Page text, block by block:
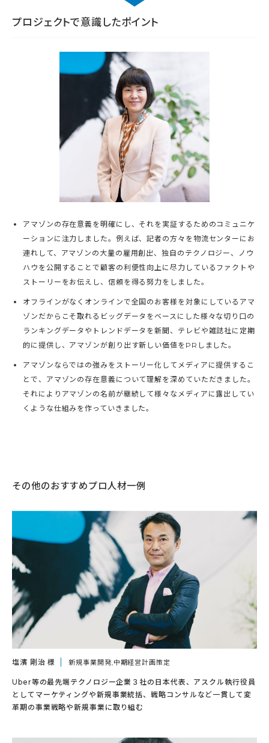
プロジェクトで意識したポイント
アマゾンの存在意義を明確にし、それを実証するためのコミュニケ
ーションに注力しました。例えば、記者の方々を物流センターにお
連れして、アマゾンの大量の雇用創出、独自のテクノロジー、ノウ
ハウを公開することで顧客の利便性向上に尽力しているファクトや
ストーリーをお伝えし、信頼を得る努力をしました。
オフラインがなくオンラインで全国のお客様を対象にしているアマ
ゾンだからこそ取れるビッグデータをベースにした様々な切り口の
ランキングデータやトレンドデータを新聞、テレビや雑誌社に定期
的に提供し、アマゾンが創り出す新しい価値をPRしました。
アマゾンならではの強みをストーリー化してメディアに提供するこ
とで、アマゾンの存在意義について理解を深めていただきました。
それによりアマゾンの名前が継続して様々なメディアに露出してい
くような仕組みを作っていきました。
その他のおすすめプロ人材一例
塩濱 剛治 様 新規事業開発,中期経営計画策定
Uber等の最先端テクノロジー企業３社の日本代表、アスクル執行役員
としてマーケティングや新規事業統括、戦略コンサルなど一貫して変
革期の事業戦略や新規事業に取り組む